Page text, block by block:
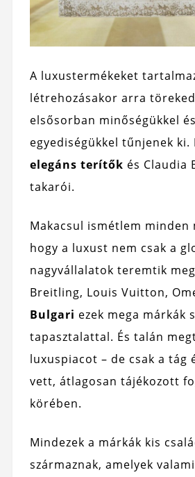
A luxustermékeket
létrehozásakor arra
elsősorban minőségükkel és
egyediségükkel tűnjenek ki.
elegáns terítők és Claudia
takarói.
Makacsul ismétlem minden
hogy a luxust nem csak a
nagyvállalatok teremtik
Breitling, Louis Vuitton,
Bulgari ezek mega márkák
tapasztalattal. És talán
luxuspiacot – de csak a tág
vett, átlagosan tájékozott
körében.
Mindezek a márkák kis
származnak, amelyek